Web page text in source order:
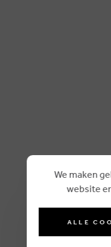
We maken
website
ALLE